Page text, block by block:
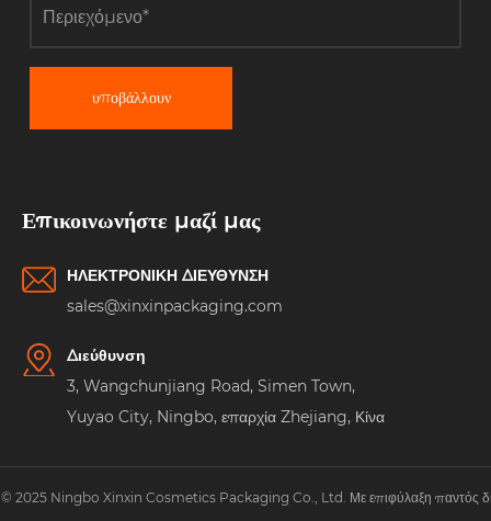
υποβάλλουν
Επικοινωνήστε μαζί μας
ΗΛΕΚΤΡΟΝΙΚΗ ΔΙΕΥΘΥΝΣΗ
sales@xinxinpackaging.com
Διεύθυνση
3, Wangchunjiang Road, Simen Town,
Yuyao City, Ningbo, επαρχία Zhejiang, Κίνα
2025 Ningbo Xinxin Cosmetics Packaging Co., Ltd. Με επιφύλαξη παντός